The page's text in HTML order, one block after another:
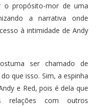
o propósito-mor de uma
a narrativa onde
à intimidade de Andy
ser chamado de
que isso. Sim, a espinha
e Red, pois é dela que
relações com outros